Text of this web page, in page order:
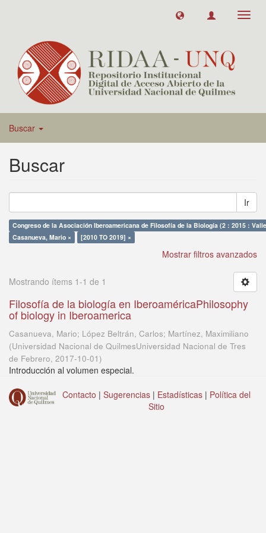
Buscar
Buscar
Ir
Congreso de la Asociación Iberoamericana de Filosofía de la Biología (2 : 2015 :
Casanueva, Mario ×
[2010 TO 2019] ×
Mostrar filtros avanzados
Mostrando ítems 1-1 de 1
Filosofía de la biología en IberoaméricaPhilosophy
of biology in Iberoamerica
Casanueva, Mario; López Beltrán, Carlos; Martínez, Maximiliano
(Universidad Nacional de QuilmesUniversidad Nacional de Tres
de Febrero, 2017-10-01)
Introducción al volumen especial.
Contacto | Sugerencias | Estadísticas | Política del
Sitio